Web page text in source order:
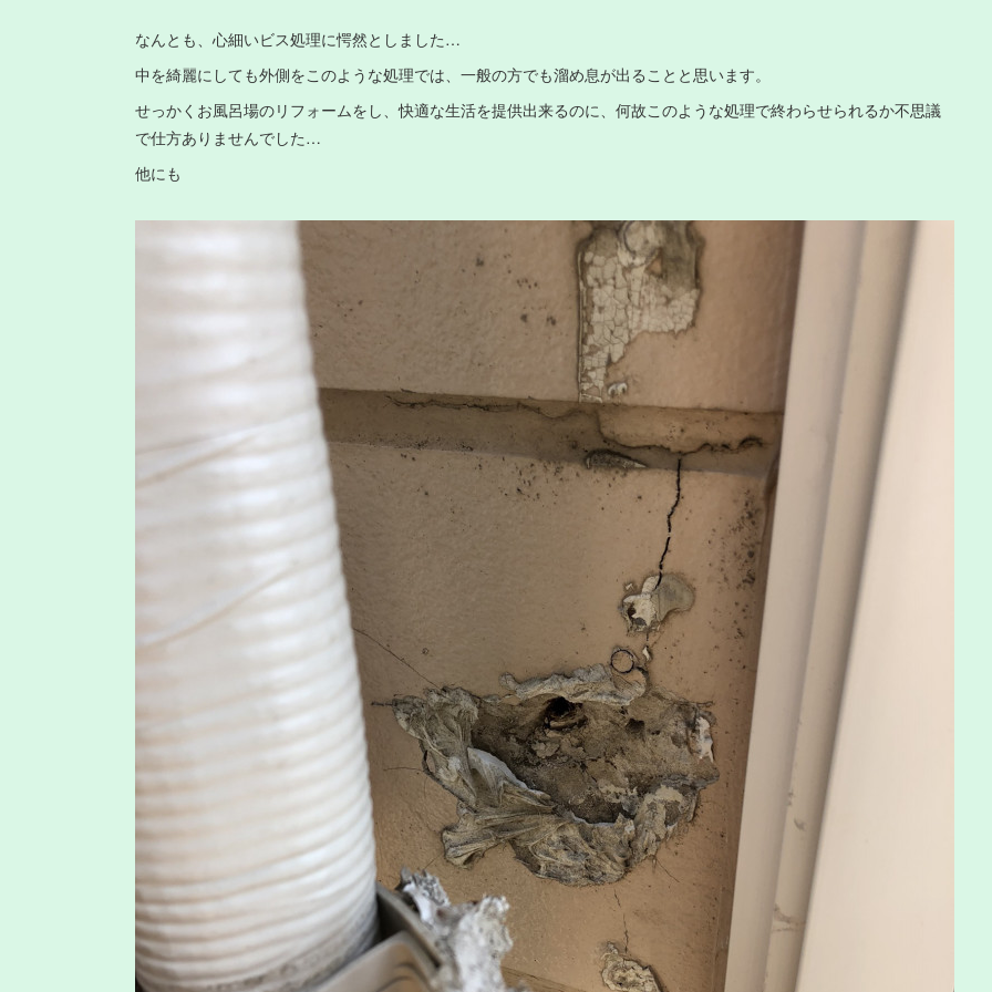
なんとも、心細いビス処理に愕然としました…
中を綺麗にしても外側をこのような処理では、一般の方でも溜め息が出ることと思います。
せっかくお風呂場のリフォームをし、快適な生活を提供出来るのに、何故このような処理で終わらせられるか不思議
で仕方ありませんでした…
他にも